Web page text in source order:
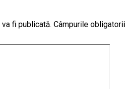
fi publicată. Câmpurile obligatorii